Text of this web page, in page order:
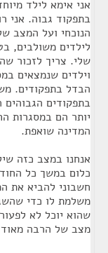
אני אימא לילד
בתפקוד גבוה. אני
הנוכחי ועל המצב
לילדים משולבים,
שלי. צריך לזכור
וילדים שנמצאים
הבדל בתפקודים.
בתפקודים הגבוהים
יותר הם במסגרות
המדינה שואפת.
אנחנו במצב כזה
כלום במשך כל
חשבוני להביא את
משלמת לו כדי
שהוא יוכל לא
מצב של הרבה מאוד